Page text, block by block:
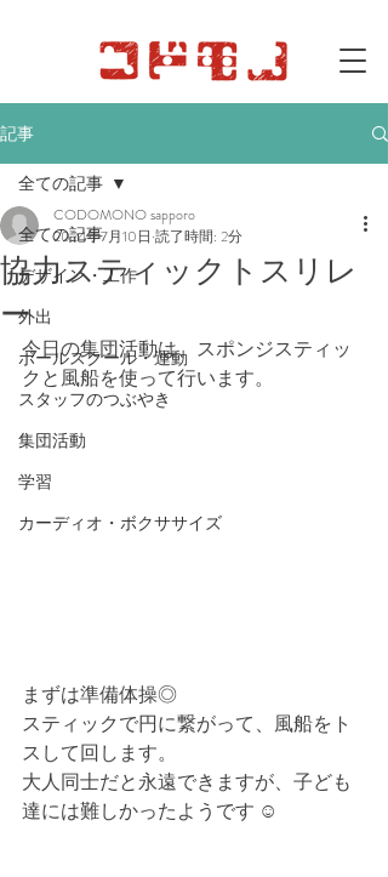
記事
全ての記事
デザイン・工作
外出
ボールスクール・運動
スタッフのつぶやき
集団活動
学習
カーディオ・ボクササイズ
全ての記事
協力スティックトスリレ
ー
CODOMONO sapporo
2024年7月10日 読了時間: 2分
今日の集団活動は、スポンジスティッ
クと風船を使って行います。
まずは準備体操◎
スティックで円に繋がって、風船をト
スして回します。
大人同士だと永遠できますが、子ども
達には難しかったようです ☺︎